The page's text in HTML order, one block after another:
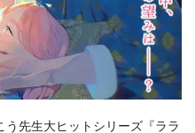
先生大ヒットシリーズ『ララ